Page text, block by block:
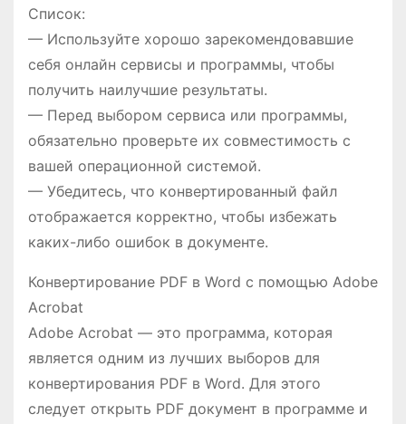
Список:
— Используйте хорошо зарекомендовавшие
себя онлайн сервисы и программы, чтобы
получить наилучшие результаты.
— Перед выбором сервиса или программы,
обязательно проверьте их совместимость с
вашей операционной системой.
— Убедитесь, что конвертированный файл
отображается корректно, чтобы избежать
каких-либо ошибок в документе.
Конвертирование PDF в Word с помощью Adobe
Acrobat
Adobe Acrobat — это программа, которая
является одним из лучших выборов для
конвертирования PDF в Word. Для этого
следует открыть PDF документ в программе и